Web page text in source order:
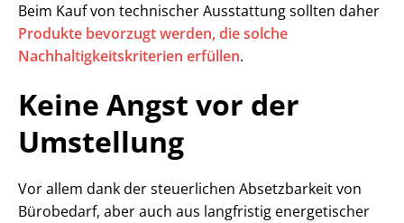
Beim Kauf von technischer Ausstattung sollten daher
Produkte bevorzugt werden, die solche
Nachhaltigkeitskriterien erfüllen.
Keine Angst vor der
Umstellung
Vor allem dank der steuerlichen Absetzbarkeit von
Bürobedarf, aber auch aus langfristig energetischer